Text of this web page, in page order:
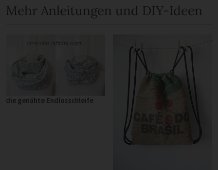
Mehr Anleitungen und DIY-Ideen
die genähte Endlosschleife